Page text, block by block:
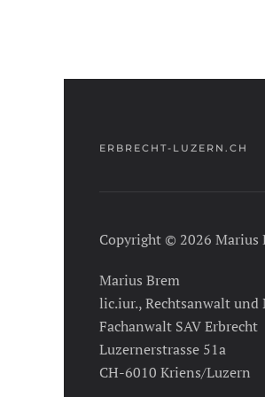
ERBRECHT-LUZERN.CH
Copyright © 2026 Marius
Marius Brem
lic.iur., Rechtsanwalt und
Fachanwalt SAV Erbrecht
Luzernerstrasse 51a
CH-6010 Kriens/Luzern